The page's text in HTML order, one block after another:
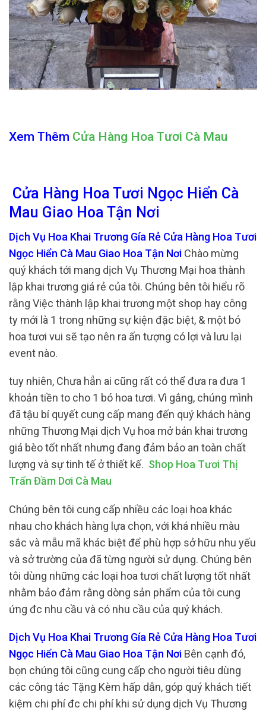
Xem Thêm Cửa Hàng Hoa Tươi Cà Mau
Cửa Hàng Hoa Tươi Ngọc Hiển Cà
Mau Giao Hoa Tận Nơi
Dịch Vụ Hoa Khai Trương Gía Rẻ Cửa Hàng Hoa Tươi
Ngọc Hiển Cà Mau Giao Hoa Tận Nơi Chào mừng
quý khách tới mang dịch Vụ Thương Mại hoa thành
lập khai trương giá rẻ của tôi. Chúng bên tôi hiểu rõ
rằng Việc thành lập khai trương một shop hay công
ty mới là 1 trong những sự kiện đặc biệt, & một bó
hoa tươi vui sẽ tạo nên ra ấn tượng có lợi và lưu lại
event nào.
tuy nhiên, Chưa hẳn ai cũng rất có thể đưa ra đưa 1
khoản tiền to cho 1 bó hoa tươi. Vì gắng, chúng mình
đã tậu bí quyết cung cấp mang đến quý khách hàng
những Thương Mại dịch Vụ hoa mở bán khai trương
giá bèo tốt nhất nhưng đang đảm bảo an toàn chất
lượng và sự tinh tế ở thiết kế. Shop Hoa Tươi Thị
Trấn Đầm Dơi Cà Mau
Chúng bên tôi cung cấp nhiều các loại hoa khác
nhau cho khách hàng lựa chọn, với khá nhiều màu
sắc và mẫu mã khác biệt để phù hợp sở hữu nhu yếu
và sở trường của đã từng người sử dụng. Chúng bên
tôi dùng những các loại hoa tươi chất lượng tốt nhất
nhằm bảo đảm rằng dòng sản phẩm của tôi cung
ứng đc nhu cầu và có nhu cầu của quý khách.
Dịch Vụ Hoa Khai Trương Gía Rẻ Cửa Hàng Hoa Tươi
Ngọc Hiển Cà Mau Giao Hoa Tận Nơi Bên cạnh đó,
bọn chúng tôi cũng cung cấp cho người tiêu dùng
các công tác Tặng Kèm hấp dẫn, góp quý khách tiết
kiệm chi phí đc chi phí khi sử dụng dịch Vụ Thương